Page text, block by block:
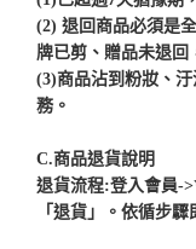
(2) 退回商品必須是
牌已剪、贈品未退回
(3)商品沾到粉妝、
務。
C.商品退貨說明
退貨流程:登入會員-
「退貨」。依循步